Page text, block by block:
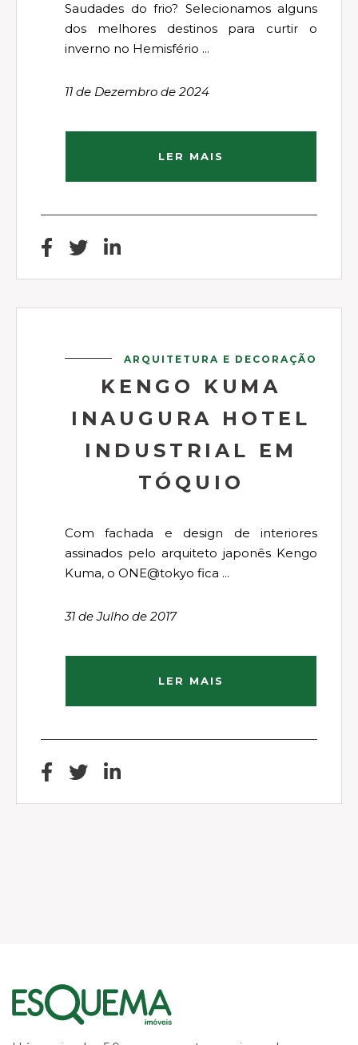
Saudades do frio? Selecionamos alguns
dos melhores destinos para curtir o
inverno no Hemisfério ...
11 de Dezembro de 2024
LER MAIS
ARQUITETURA E DECORAÇÃO
KENGO KUMA
INAUGURA HOTEL
INDUSTRIAL EM
TÓQUIO
Com fachada e design de interiores
assinados pelo arquiteto japonês Kengo
Kuma, o ONE@tokyo fica ...
31 de Julho de 2017
LER MAIS